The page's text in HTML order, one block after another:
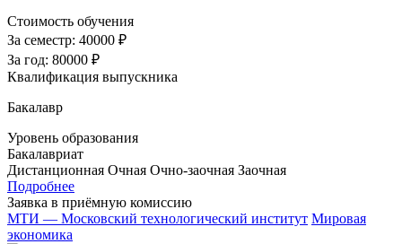
Стоимость обучения
За семестр: 40000 ₽
За год: 80000 ₽
Квалификация выпускника
Бакалавр
Уровень образования
Бакалавриат
Дистанционная Очная Очно-заочная Заочная
Подробнее
Заявка в приёмную комиссию
МТИ — Московский технологический институт Мировая
экономика